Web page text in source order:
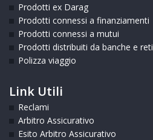
Prodotti ex Darag
Prodotti connessi a finanziamenti
Prodotti connessi a mutui
Prodotti distribuiti da banche e reti
Polizza viaggio
Link Utili
Reclami
Arbitro Assicurativo
Esito Arbitro Assicurativo